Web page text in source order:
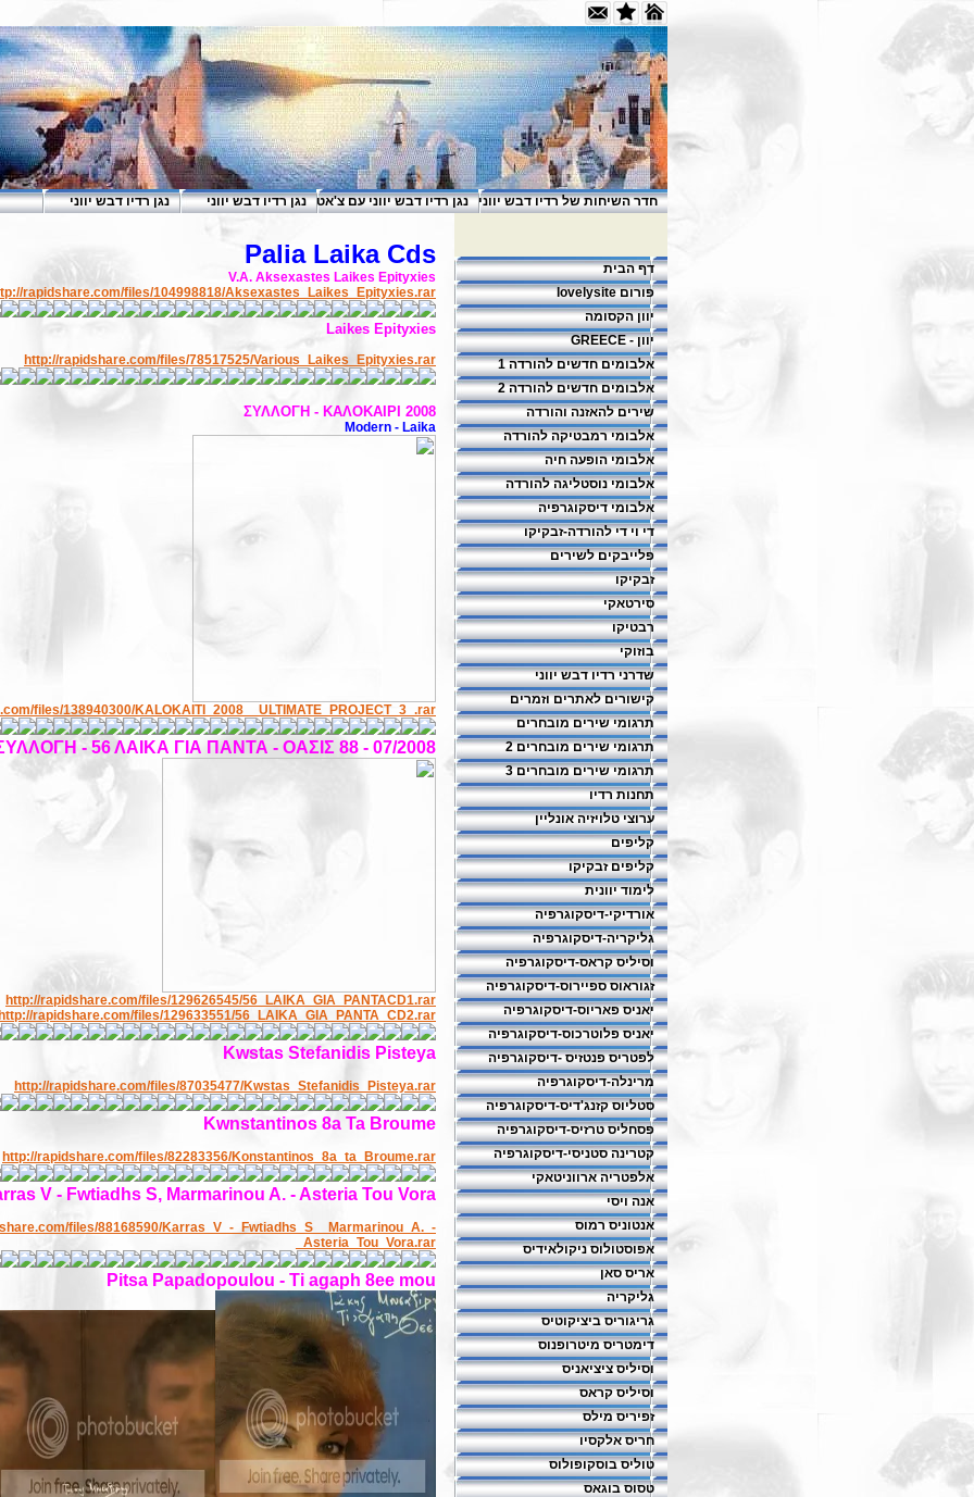
חדר השיחות של רדיו דבש יווני נגן רדיו דבש יווני עם צ'אט נגן רדיו דבש יווני נגן רדיו דבש יווני
דף הבית
פורום lovelysite
יוון הקסומה
יוון - GREECE
אלבומים חדשים להורדה 1
אלבומים חדשים להורדה 2
שירים להאזנה והורדה
אלבומי רמבטיקה להורדה
אלבומי הופעה חיה
אלבומי נוסטליגה להורדה
אלבומי דיסקוגרפיה
די וי די להורדה-זבקיקו
פלייבקים לשירים
זבקיקו
סירטאקי
רבטיקו
בוזוקי
שדרני רדיו דבש יווני
קישורים לאתרים וזמרים
תרגומי שירים מובחרים
תרגומי שירים מובחרים 2
תרגומי שירים מובחרים 3
תחנות רדיו
ערוצי טלויזיה אונליין
קליפים
קליפים זבקיקו
לימוד יוונית
אורדיקי-דיסקוגרפיה
גליקריה-דיסקוגרפיה
וסיליס קראס-דיסקוגרפיה
זגוראוס ספיירוס-דיסקוגרפיה
יאניס פאריוס-דיסקוגרפיה
יאניס פלוטרכוס-דיסקוגרפיה
לפטריס פנטזיס -דיסקוגרפיה
מרינלה-דיסקוגרפיה
סטליוס קזנג'דיס-דיסקוגרפיה
פסחליס טרזיס-דיסקוגרפיה
קטרינה סטניסי-דיסקוגרפיה
אלפטריה ארווניטאקי
אנה ויסי
אנטוניס רמוס
אפוסטולוס ניקולאידיס
אריס סאן
גליקריה
גריגוריס ביציקוטיס
דימטריס מיטרופנוס
וסיליס ציציאניס
וסיליס קראס
זפיריס מילס
חריס אלקסיו
טוליס בוסקופולוס
טסוס בוגאס
Palia Laika Cds
V.A. Aksexastes Laikes Epityxies
rapidshare.com/files/104998818/Aksexastes_Laikes_Epityxies.rar
Laikes Epityxies
http://rapidshare.com/files/78517525/Various_Laikes_Epityxies.rar
ΣΥΛΛΟΓΗ - ΚΑΛΟΚΑΙΡΙ 2008
Modern - Laika
files/138940300/KALOKAITI_2008__ULTIMATE_PROJECT_3_.rar
- 56 ΛΑΙΚΑ ΓΙΑ ΠΑΝΤΑ - ΟΑΣΙΣ 88 - 07/2008
http://rapidshare.com/files/129626545/56_LAIKA_GIA_PANTACD1.rar
rapidshare.com/files/129633551/56_LAIKA_GIA_PANTA_CD2.rar
Kwstas Stefanidis Pisteya
http://rapidshare.com/files/87035477/Kwstas_Stefanidis_Pisteya.rar
Kwnstantinos 8a Ta Broume
http://rapidshare.com/files/82283356/Konstantinos_8a_ta_Broume.rar
V - Fwtiadhs S, Marmarinou A. - Asteria Tou Vora
files/88168590/Karras_V_-_Fwtiadhs_S__Marmarinou_A._-
_Asteria_Tou_Vora.rar
Pitsa Papadopoulou - Ti agaph 8ee mou